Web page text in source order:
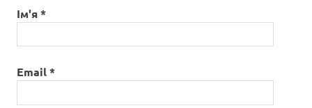
Ім'я*
Email*